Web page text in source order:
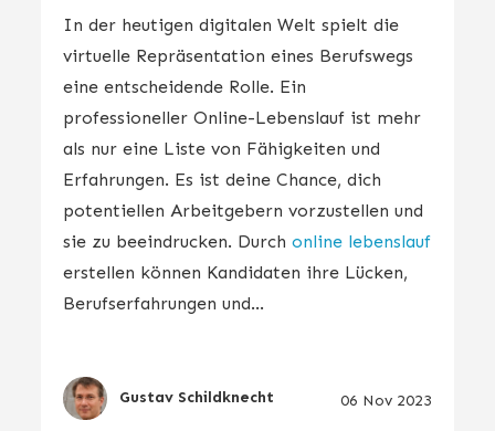
In der heutigen digitalen Welt spielt die
virtuelle Repräsentation eines Berufswegs
eine entscheidende Rolle. Ein
professioneller Online-Lebenslauf ist mehr
als nur eine Liste von Fähigkeiten und
Erfahrungen. Es ist deine Chance, dich
potentiellen Arbeitgebern vorzustellen und
sie zu beeindrucken. Durchonline lebenslauf
erstellen können Kandidaten ihre Lücken,
Berufserfahrungen und...
Gustav Schildknecht 06 Nov 2023